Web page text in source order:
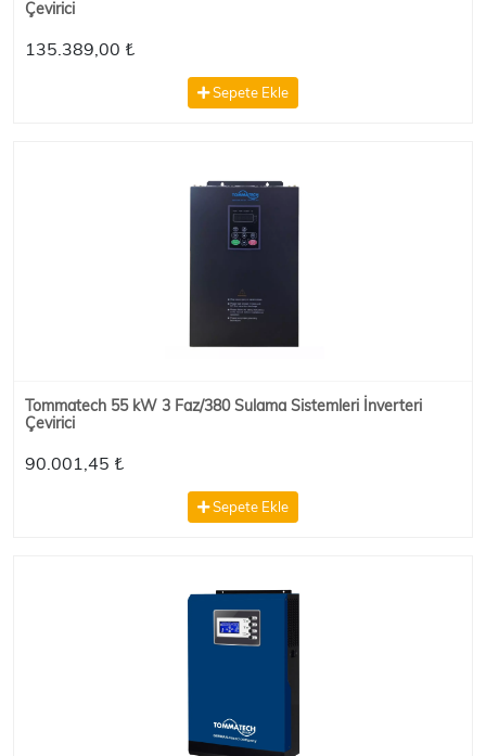
Çevirici
135.389,00 ₺
Sepete Ekle
Tommatech 55 kW 3 Faz/380 Sulama Sistemleri İnverteri
Çevirici
90.001,45 ₺
Sepete Ekle